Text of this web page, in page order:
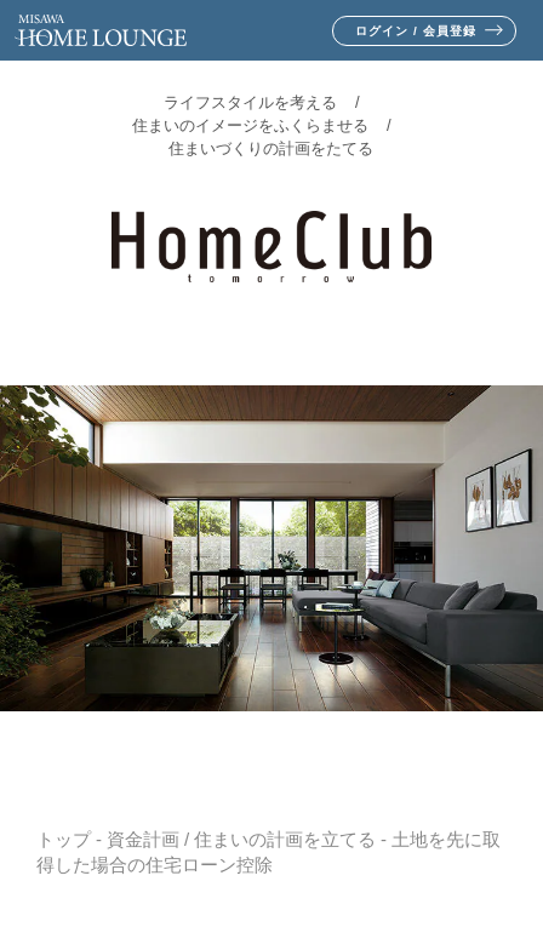
ログイン / 会員登録
ライフスタイルを考える
住まいのイメージをふくらませる
住まいづくりの計画をたてる
トップ- 資金計画 / 住まいの計画を立てる - 土地を先に取
得した場合の住宅ローン控除